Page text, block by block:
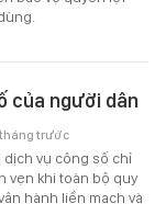
của người dân
dịch vụ công số chỉ
vẹn khi toàn bộ quy
hành liền mạch và
trước